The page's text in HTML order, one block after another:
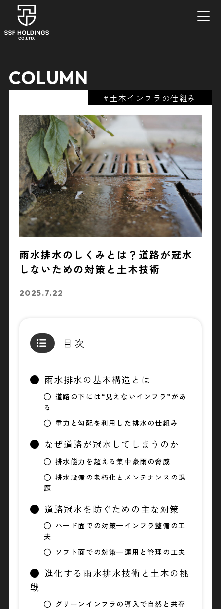
COLUMN
#土木インフラの仕組み
雨水排水のしくみとは？道路が冠水
しないための対策と土木技術
2025.7.22
目次
雨水排水の基本構造とは
道路の下には“見えないインフラ”があ
る
重力と勾配を利用した排水の仕組み
なぜ道路が冠水してしまうのか
排水能力を超える集中豪雨の脅威
排水設備の老朽化とメンテナンスの課
題
道路冠水を防ぐための主な対策
ハード面での対策—インフラ整備の工
夫
ソフト面での対策—運用と管理の工夫
進化する雨水排水技術と土木の挑
戦
グリーンインフラの導入で自然と共存